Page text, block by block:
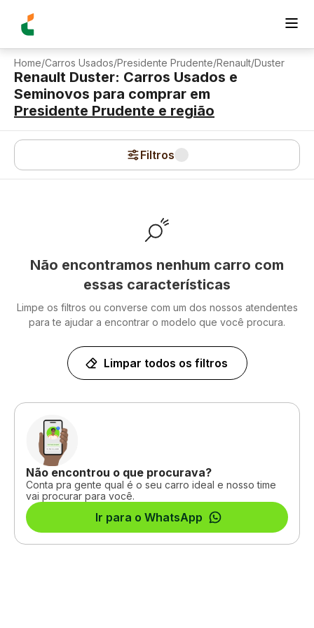
Home/Carros Usados/Presidente Prudente/Renault/Duster
Renault Duster: Carros Usados e
Seminovos para comprar em
Presidente Prudente e região
Filtros
Não encontramos nenhum carro com
essas características
Limpe os filtros ou converse com um dos nossos atendentes
para te ajudar a encontrar o modelo que você procura.
Limpar todos os filtros
Não encontrou o que procurava?
Conta pra gente qual é o seu carro ideal e nosso time
vai procurar para você.
Ir para o WhatsApp